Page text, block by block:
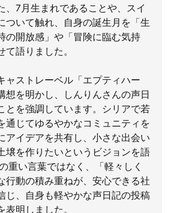
、7月生まれであることや、スイ
ついて触れ、自身の誕生月を「生
の開放感」や「冒険に臨む気持
語りました。
ャストレーベル「エプティハー
想を明かし、しんりんさんの声日
とを強調しています。シリアで若
通じてゆるやかなコミュニティを
アイデアを共有し、小さな出会い
壌を作りたいというビジョンを語
重い言葉ではなく、「軽々しく
行動の積み重ねが、安心できる社
じ、自身も軽やかな声日記の投稿
表明しました。